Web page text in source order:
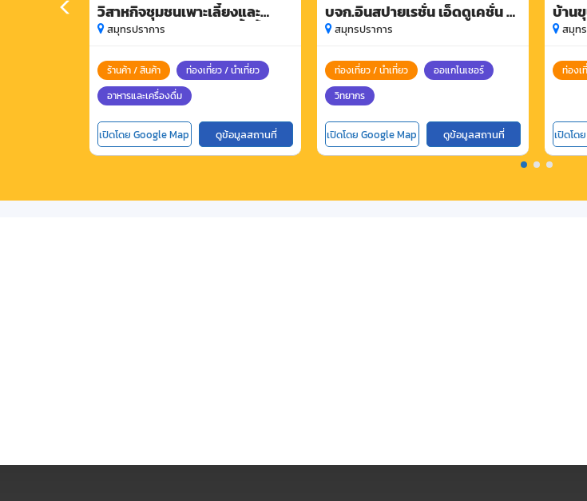
วิสาหกิจชุมชนเพาะเลี้ยงและ
แปรรูปชันโรงตำบลบางน้ำผึ้ง
สมุทรปราการ
ร้านค้า / สินค้า
ท่องเที่ยว / นำเที่ยว
อาหารและเครื่องดื่ม
เปิดโดย Google Map ดูข้อมูลสถานที่
บจก.อินสปายเรชั่น เอ็ดดูเคชั่น ลี
เชอร์ แอนด์ ทราเวล
สมุทรปราการ
ท่องเที่ยว / นำเที่ยว
ออแกไนเซอร์
วิทยากร
เปิดโดย Google Map ดูข้อมูลสถานที่
บ้าน
สมุท
ท่องเ
เปิดโด